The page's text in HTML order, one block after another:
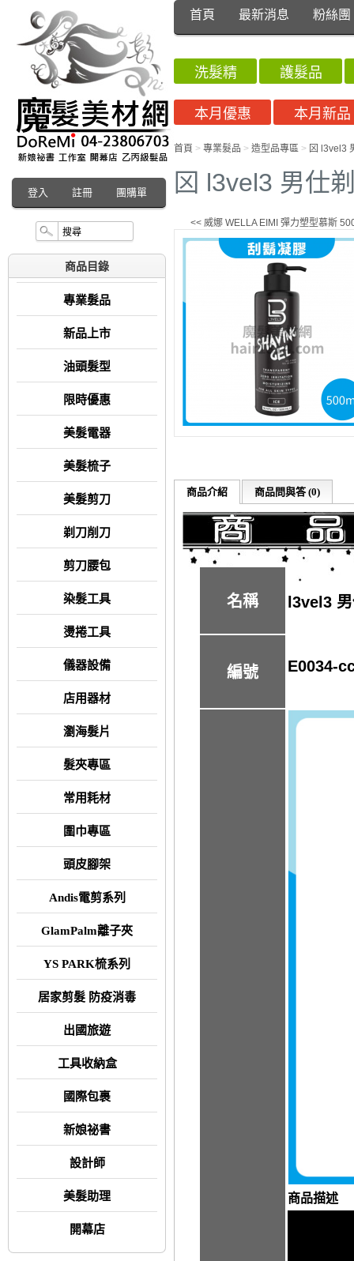
登入 註冊 團購單
首頁 最新消息 粉絲團
商品目錄
專業髮品
新品上市
油頭髮型
限時優惠
美髮電器
美髮梳子
美髮剪刀
剃刀削刀
剪刀腰包
染髮工具
燙捲工具
儀器設備
店用器材
瀏海髮片
髮夾專區
常用耗材
圍巾專區
頭皮腳架
Andis電剪系列
GlamPalm離子夾
YS PARK梳系列
居家剪髮 防疫消毒
出國旅遊
工具收納盒
國際包裹
新娘祕書
設計師
美髮助理
開幕店
洗髮精
護髮品
本月優惠
本月新品
首頁 > 專業髮品 > 造型品專區 > 龱 l3vel3
龱 l3vel3 男仕
<< 威娜 WELLA EIMI 彈力塑型慕斯
商品介紹 商品問與答 (0)
名稱 l3vel3
編號 E0034-
商品描述